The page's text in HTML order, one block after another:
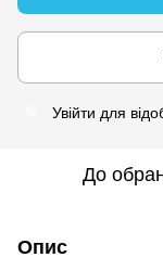
Увійти для
До
Опис